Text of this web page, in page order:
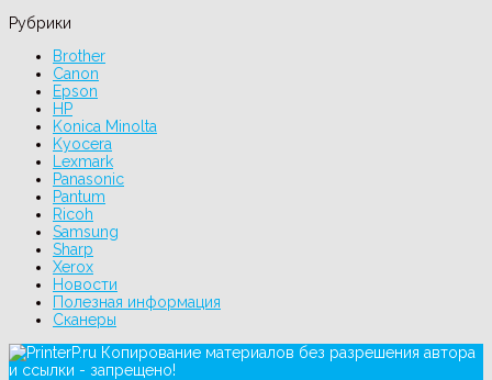
Рубрики
Brother
Canon
Epson
HP
Konica Minolta
Kyocera
Lexmark
Panasonic
Pantum
Ricoh
Samsung
Sharp
Xerox
Новости
Полезная информация
Сканеры
Копирование материалов без разрешения автора
и ссылки - запрещено!